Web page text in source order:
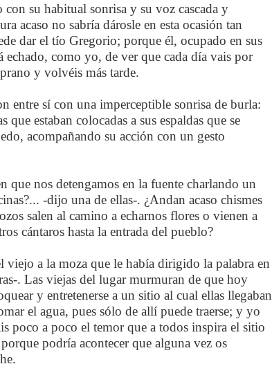
su habitual sonrisa y su voz cascada y
acaso no sabría dárosle en esta ocasión tan
dar el tío Gregorio; porque él, ocupado en sus
echado, como yo, de ver que cada día vais por
y volvéis más tarde.
entre sí con una imperceptible sonrisa de burla:
que estaban colocadas a sus espaldas que se
acompañando su acción con un gesto
que nos detengamos en la fuente charlando un
-dijo una de ellas-. ¿Andan acaso chismes
salen al camino a echarnos flores o vienen a
cántaros hasta la entrada del pueblo?
viejo a la moza que le había dirigido la palabra en
. Las viejas del lugar murmuran de que hoy
y entretenerse a un sitio al cual ellas llegaban
el agua, pues sólo de allí puede traerse; y yo
poco a poco el temor que a todos inspira el sitio
podría acontecer que alguna vez os